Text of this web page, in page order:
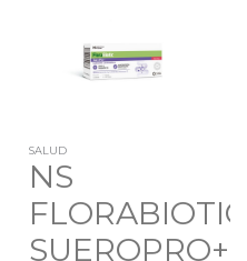
SALUD
NS
FLORABIOTIC
SUEROPRO+